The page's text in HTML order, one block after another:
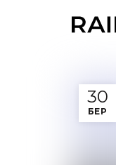
30
БЕР